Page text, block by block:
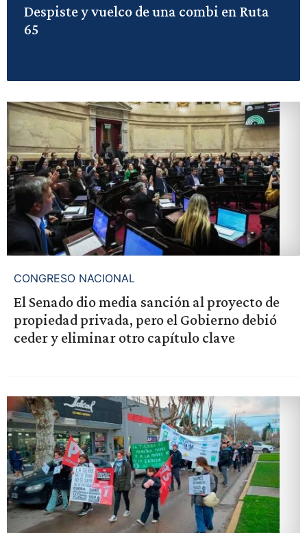
Despiste y vuelco de una combi en Ruta
65
CONGRESO NACIONAL
El Senado dio media sanción al proyecto de
propiedad privada, pero el Gobierno debió
ceder y eliminar otro capítulo clave